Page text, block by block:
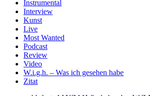
Instrumental
Interview
Kunst
Live
Most Wanted
Podcast
Review
Video
W.i.g.h. – Was ich gesehen habe
Zitat